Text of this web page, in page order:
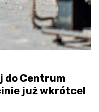
do Centrum
już wkrótce!